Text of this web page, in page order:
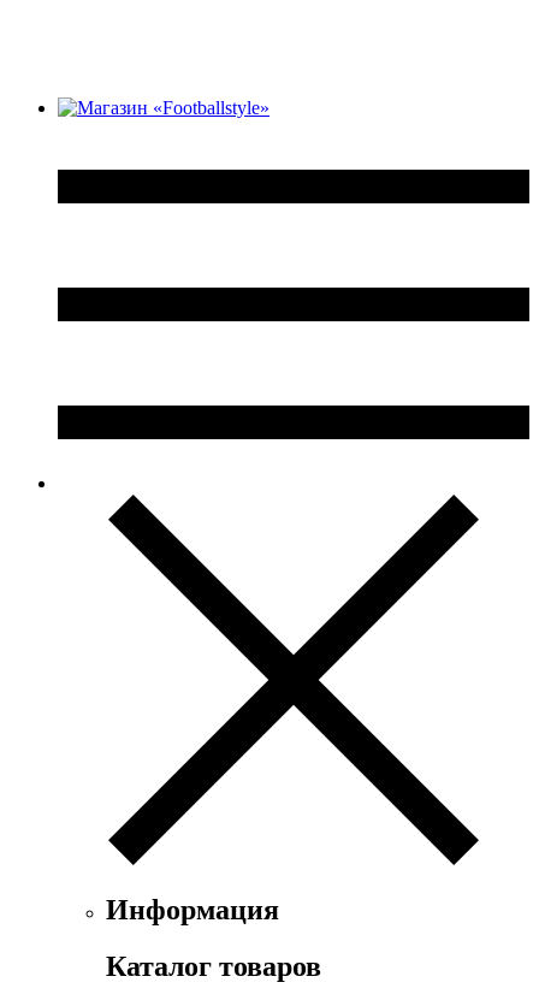
Информация
Каталог товаров